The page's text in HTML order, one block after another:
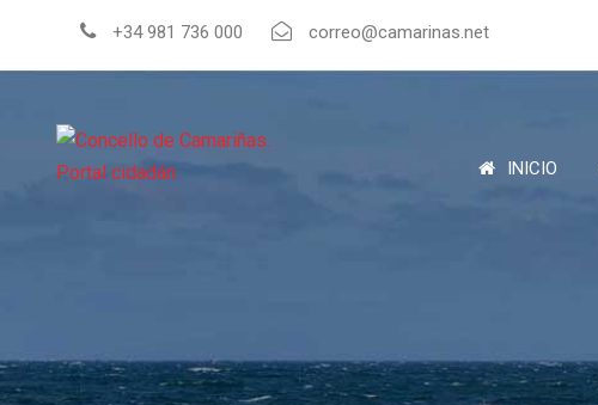
+34 981 736 000 correo@camarinas.net
INICIO